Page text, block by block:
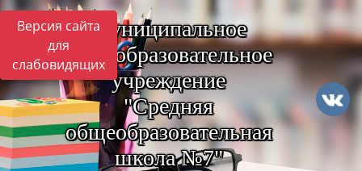
Версия сайта
для
слабовидящих
Муниципальное
общеобразовательное
учреждение
"Средняя
общеобразовательная
школа №7"